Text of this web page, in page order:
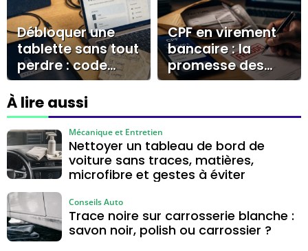
bicarbonate ou
dégraissant
Débloquer une
tablette sans tout
perdre : code
oublié, Samsung
et solutions
officielles
CPF en virement
bancaire : la
promesse des
forums qui doit
À lire aussi
Nettoyer un tableau de bord de
voiture sans traces, matières,
microfibre et gestes à éviter
Mécanique et Entretien
Trace noire sur carrosserie blanche :
savon noir, polish ou carrossier ?
Conseils Auto